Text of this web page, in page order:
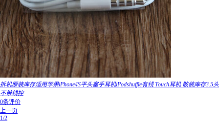
拆机原装库存适用苹果iPhone4S平头塞手耳机iPodshuffle有线 Touch耳机 散装库存3.5头
不带线控
0条评价
上一页
1/2